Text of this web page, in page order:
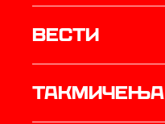
Вести
Такмичења